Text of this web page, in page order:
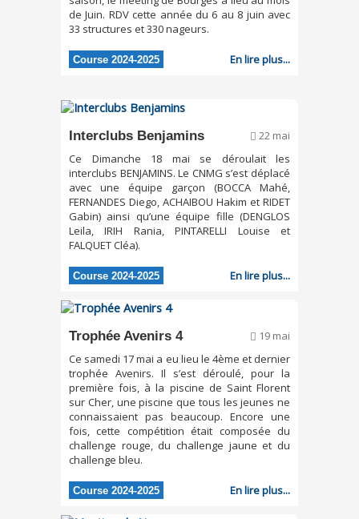
de Juin. RDV cette année du 6 au 8 juin avec
33 structures et 330 nageurs.
Course 2024-2025 En lire plus...
Interclubs Benjamins
22 mai
Ce Dimanche 18 mai se déroulait les
interclubs BENJAMINS. Le CNMG s’est déplacé
avec une équipe garçon (BOCCA Mahé,
FERNANDES Diego, ACHAIBOU Hakim et RIDET
Gabin) ainsi qu’une équipe fille (DENGLOS
Leila, IRIH Rania, PINTARELLI Louise et
FALQUET Cléa).
Course 2024-2025 En lire plus...
Trophée Avenirs 4
19 mai
Ce samedi 17 mai a eu lieu le 4ème et dernier
trophée Avenirs. Il s’est déroulé, pour la
première fois, à la piscine de Saint Florent
sur Cher, une piscine que tous les jeunes ne
connaissaient pas beaucoup. Encore une
fois, cette compétition était composée du
challenge rouge, du challenge jaune et du
challenge bleu.
Course 2024-2025 En lire plus...